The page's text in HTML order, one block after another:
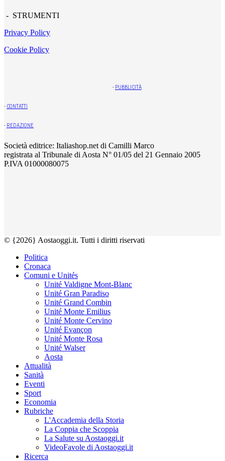
- STRUMENTI
Privacy Policy
Cookie Policy
- PUBBLICITÀ
- CONTATTI
- REDAZIONE
Società editrice: Italiashop.net di Camilli Marco
registrata al Tribunale di Aosta N° 01/05 del 21 Gennaio 2005
P.IVA 01000080075
© {2026} Aostaoggi.it. Tutti i diritti riservati
Politica
Cronaca
Comuni e Unités
Unité Valdigne Mont-Blanc
Unité Gran Paradiso
Unité Grand Combin
Unité Monte Emilius
Unité Monte Cervino
Unité Evançon
Unité Monte Rosa
Unité Walser
Aosta
Attualità
Sanità
Eventi
Sport
Economia
Rubriche
L'Accademia della Storia
La Coppia che Scoppia
La Salute su Aostaoggi.it
VideoFavole di Aostaoggi.it
Ricerca